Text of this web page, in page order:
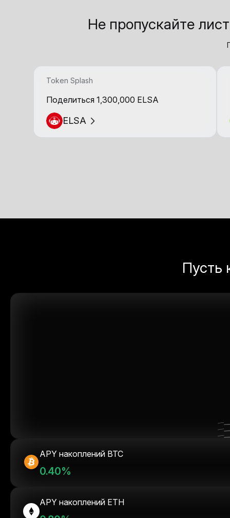
Не пропускайте
Token Splash
Поделиться 1,300,000 ELSA
ELSA
Пусть
APY накоплений BTC
0.40%
APY накоплений ETH